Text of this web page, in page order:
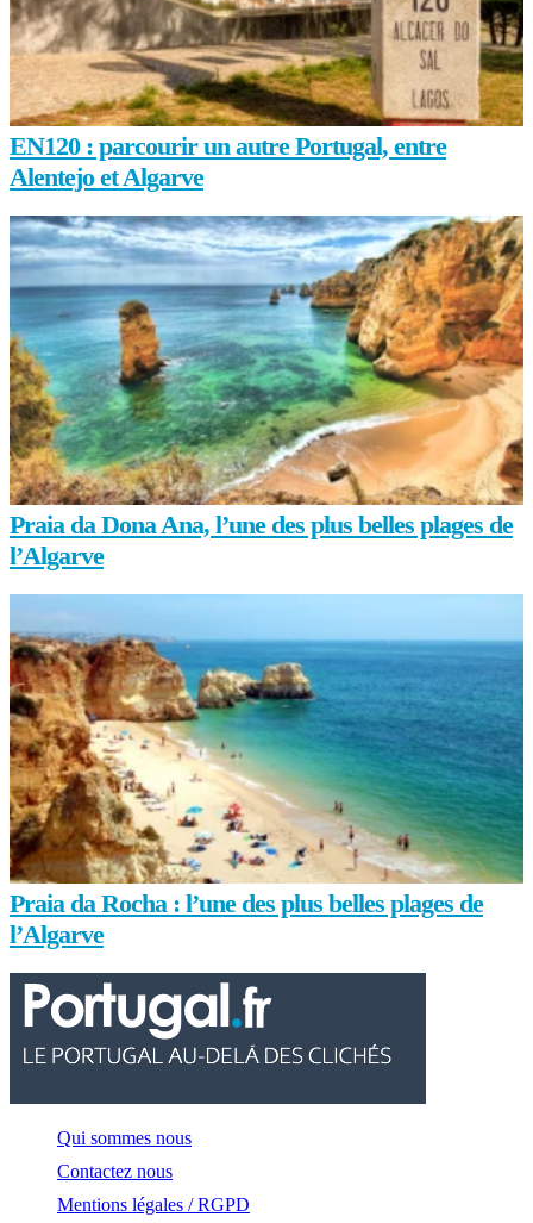
EN120 : parcourir un autre Portugal, entre
Alentejo et Algarve
Praia da Dona Ana, l’une des plus belles plages de
l’Algarve
Praia da Rocha : l’une des plus belles plages de
l’Algarve
Qui sommes nous
Contactez nous
Mentions légales / RGPD